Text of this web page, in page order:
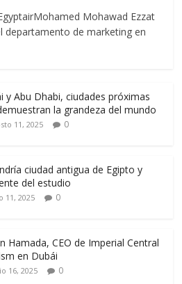
Mohawad Ezzat
departamento de marketing en
y Abu Dhabi, ciudades próximas
la grandeza del mundo
11, 2025 0
ciudad antigua de Egipto y
del estudio
11, 2025 0
Hamada, CEO de Imperial Central
en Dubái
16, 2025 0